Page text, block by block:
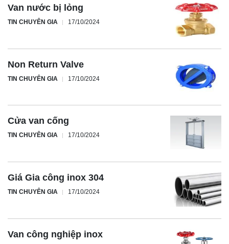
Van nước bị lỏng
TIN CHUYÊN GIA 17/10/2024
Non Return Valve
TIN CHUYÊN GIA 17/10/2024
Cửa van cống
TIN CHUYÊN GIA 17/10/2024
Giá Gia công inox 304
TIN CHUYÊN GIA 17/10/2024
Van công nghiệp inox